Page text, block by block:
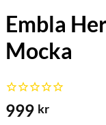
Embla
Mocka
999 kr